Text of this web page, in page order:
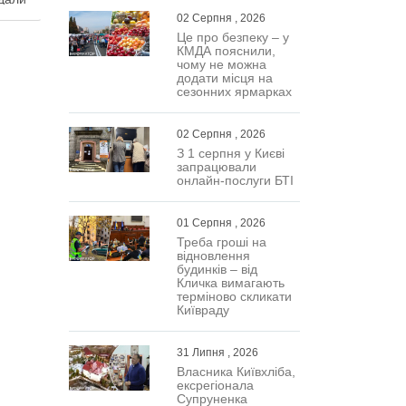
02 Серпня , 2026
Це про безпеку – у
КМДА пояснили,
чому не можна
додати місця на
сезонних ярмарках
02 Серпня , 2026
З 1 серпня у Києві
запрацювали
онлайн-послуги БТІ
01 Серпня , 2026
Треба гроші на
відновлення
будинків – від
Кличка вимагають
терміново скликати
Київраду
31 Липня , 2026
Власника Київхліба,
ексрегіонала
Супруненка